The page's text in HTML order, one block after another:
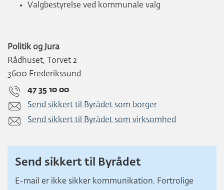
Valgbestyrelse ved kommunale valg
Politik og Jura
Rådhuset, Torvet 2
3600 Frederikssund
47 35 10 00
Send sikkert til Byrådet som borger
Send sikkert til Byrådet som virksomhed
Send sikkert til Byrådet
E-mail er ikke sikker kommunikation. Fortrolige